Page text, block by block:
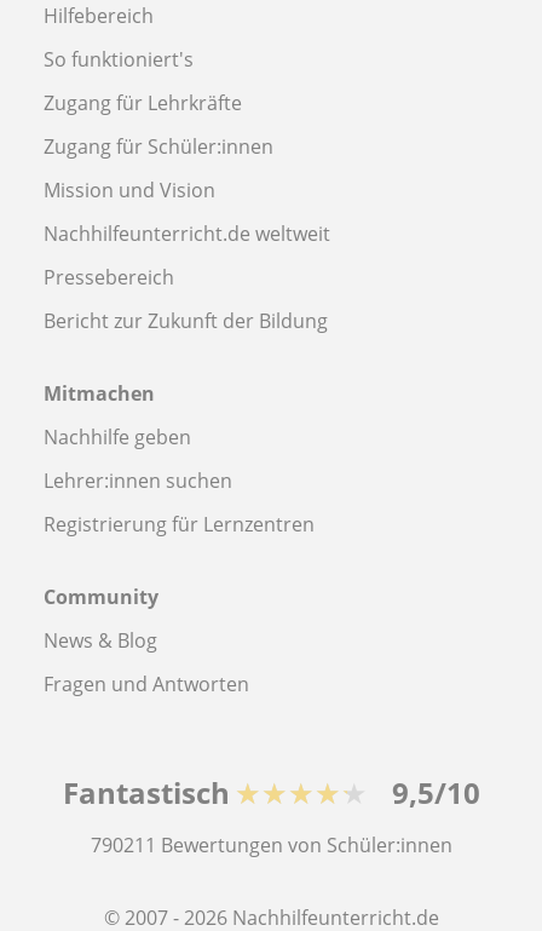
Hilfebereich
So funktioniert's
Zugang für Lehrkräfte
Zugang für Schüler:innen
Mission und Vision
Nachhilfeunterricht.de weltweit
Pressebereich
Bericht zur Zukunft der Bildung
Mitmachen
Nachhilfe geben
Lehrer:innen suchen
Registrierung für Lernzentren
Community
News & Blog
Fragen und Antworten
Fantastisch ★★★★★ 9,5/10
790211 Bewertungen von Schüler:innen
© 2007 - 2026 Nachhilfeunterricht.de